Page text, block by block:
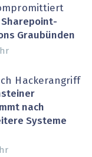
Graubünden
Hackerangriff
nach
Systeme